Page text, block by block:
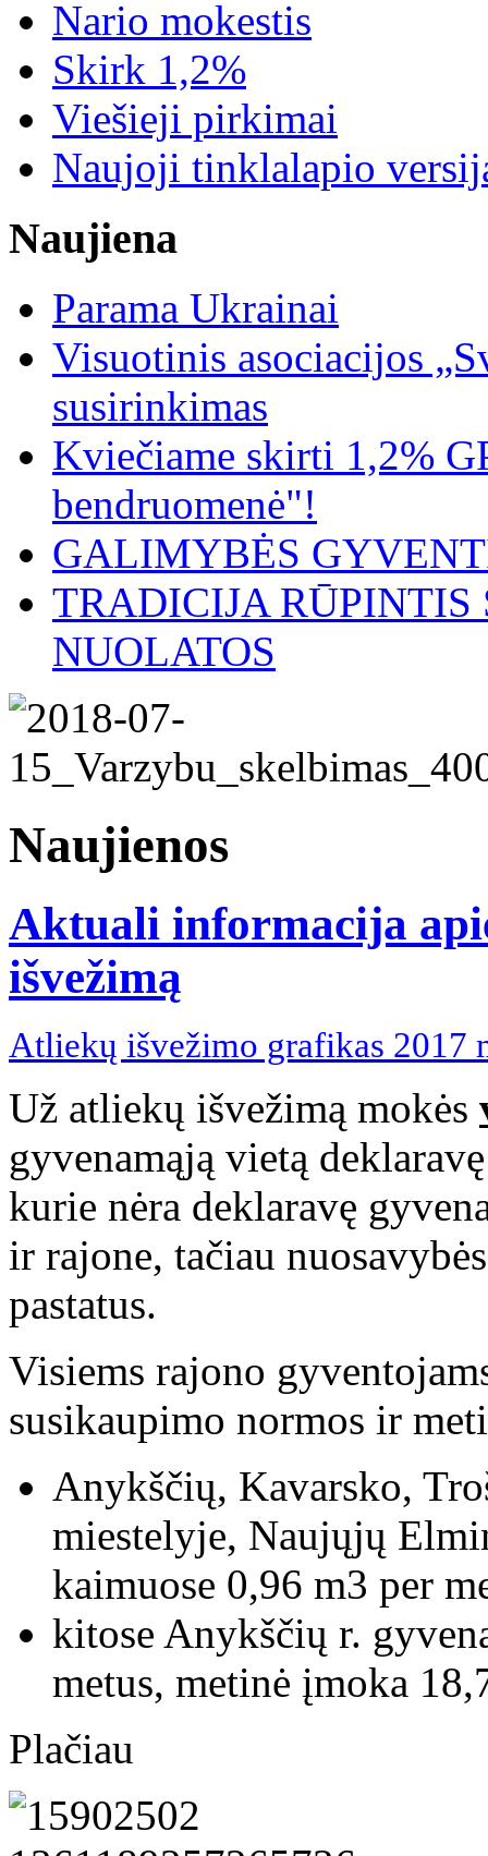
Nario mokestis
Skirk 1,2%
Viešieji pirkimai
Naujoji tinklalapio
Naujiena
Parama Ukrainai
Visuotinis asociacijos
susirinkimas
Kviečiame skirti 1,2%
bendruomenė"!
GALIMYBĖS
TRADICIJA
NUOLATOS
Naujienos
Aktuali informacija
išvežimą
Atliekų išvežimo grafikas 2017
Už atliekų išvežimą mokės
gyvenamąją vietą
kurie nėra deklaravę
ir rajone, tačiau
pastatus.
Visiems rajono
susikaupimo normos ir
Anykščių, Kavarsko,
miestelyje, Naujųjų
kaimuose 0,96 m3 per
kitose Anykščių r.
metus, metinė įmoka
Plačiau